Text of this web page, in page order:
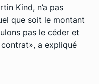
Kind, n’a pas
que soit le montant
pas le céder et
a expliqué